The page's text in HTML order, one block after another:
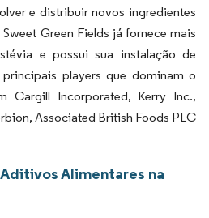
e distribuir novos ingredientes
Green Fields já fornece mais
e possui sua instalação de
players que dominam o
Cargill Incorporated, Kerry Inc.,
Associated British Foods PLC
Alimentares na